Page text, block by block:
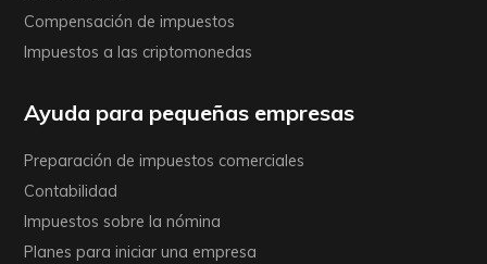
Compensación de impuestos
Impuestos a las criptomonedas
Ayuda para pequeñas empresas
Preparación de impuestos comerciales
Contabilidad
Impuestos sobre la nómina
Planes para iniciar una empresa